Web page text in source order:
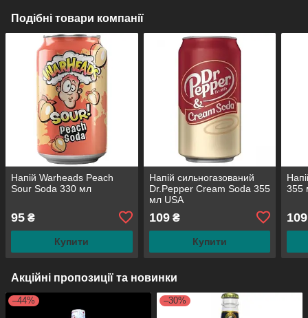
Подібні товари компанії
Напій Warheads Peach
Sour Soda 330 мл
95 ₴
Купити
Напій сильногазований
Dr.Pepper Cream Soda 355
мл USA
109₴
Купити
355
109
Акційні пропозиції та новинки
–44% –30%